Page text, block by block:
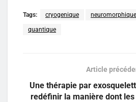
Tags: cryogenique neuromorphique
quantique
Article
Une thérapie par
redéfinir la manière dont les